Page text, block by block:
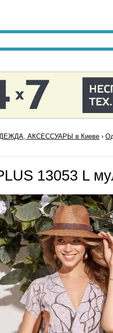
АКСЕССУАРЫ в Киеве ›
13053 L